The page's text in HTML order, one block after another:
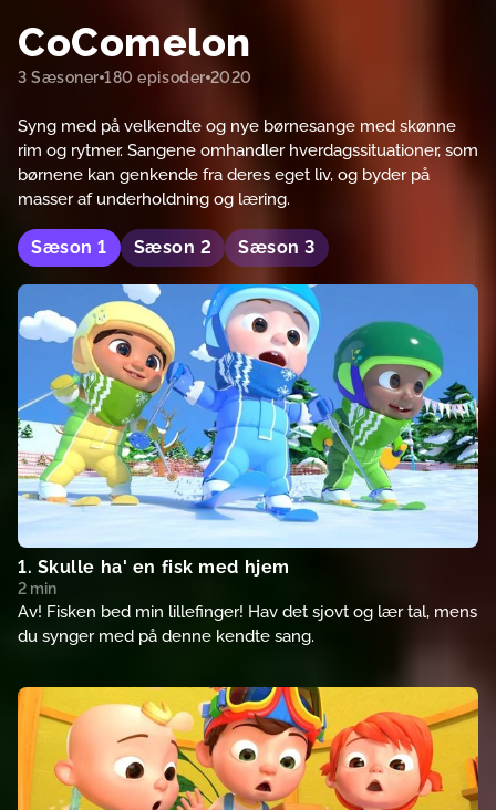
CoComelon
3 Sæsoner 180 episoder 2020
Syng med på velkendte og nye børnesange med skønne
rim og rytmer. Sangene omhandler hverdagssituationer, som
børnene kan genkende fra deres eget liv, og byder på
masser af underholdning og læring.
Sæson 1 Sæson 2 Sæson 3
1. Skulle ha' en fisk med hjem
2 min
Av! Fisken bed min lillefinger! Hav det sjovt og lær tal, mens
du synger med på denne kendte sang.